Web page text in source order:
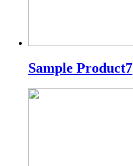
Sample Product7